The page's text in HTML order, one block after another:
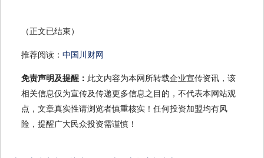
（正文已结束）
推荐阅读： 中国川财网
免责声明及提醒： 此文内容为本网所转载企业宣传资讯，该
相关信息仅为宣传及传递更多信息之目的，不代表本网站观
点，文章真实性请浏览者慎重核实！任何投资加盟均有风
险，提醒广大民众投资需谨慎！